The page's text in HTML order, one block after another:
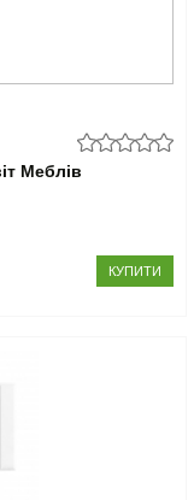
Меблів
КУПИТИ